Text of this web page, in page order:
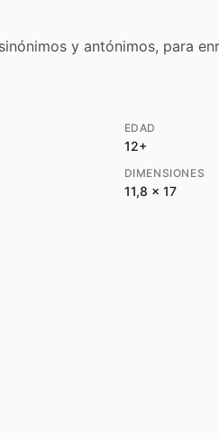
y antónimos, para
EDAD
12+
DIMENSIONES
11,8 x 17